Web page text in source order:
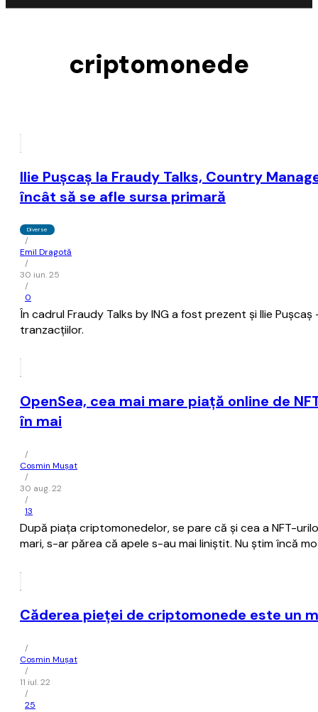
criptomonede
Ilie Pușcaș la Fraudy Talks, Country
încât să se afle sursa primară
Diverse
/
Emil Dragotă
/
30 iun. 25
/
0
În cadrul Fraudy Talks by ING a fost prezent și Ilie
tranzacțiilor.
OpenSea, cea mai mare piaţă online de
în mai
/
Cosmin Mușat
/
30 aug. 22
/
13
După piaţa criptomonedelor, se pare că şi cea a NFT-
mari, s-ar părea că apele s-au mai liniştit. Nu ştim încă
Căderea pieţei de criptomonede este un
/
Cosmin Mușat
/
11 iul. 22
/
25